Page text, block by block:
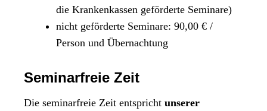
die Krankenkassen geförderte Seminare)
nicht geförderte Seminare: 90,00 € /
Person und Übernachtung
Seminarfreie Zeit
Die seminarfreie Zeit entspricht unserer